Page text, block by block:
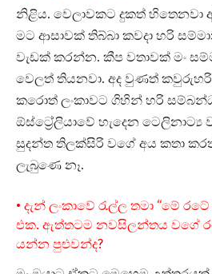
නිළිය. වෙලාවකට දුකත් හිතෙනවා
මට ආසාවක් තිබ්බා කවදා හරි
වැඩක් කරන්න. කීප වතාවක් මං
වෙලත් තියනවා. අද වුණත්
කරොත් ලංකාවට ගිහින් හරි
ඕස්ට්‍රේලියාවේ හැදෙන
සුදන්ත තිලක්සිරි වගේ අය කතා
ලැබුණෙ නෑ.
• දැන් ලංකාවේ රැල්ල තමා “මේ
එක. ඇත්තටම නවසිලන්තය
යන්න පුළුවන්ද?